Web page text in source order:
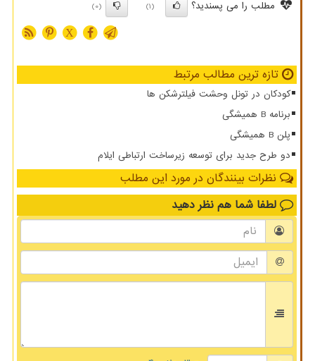
مطلب را می پسندید؟ (1)
(0)
X
تازه ترین مطالب مرتبط
کودکان در تونل وحشت فیلترشکن ها
برنامه B همیشگی
پلن B همیشگی
دو طرح جدید برای توسعه زیرساخت ارتباطی ایلام
نظرات بینندگان در مورد این مطلب
لطفا شما هم نظر دهید